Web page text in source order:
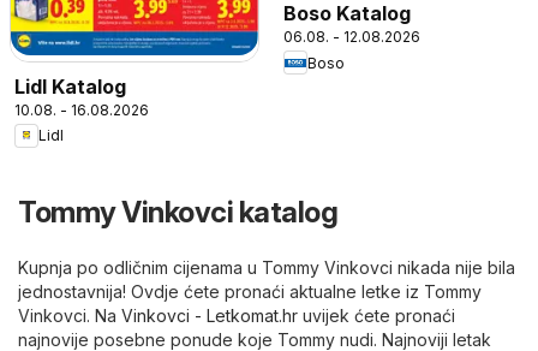
Lidl Katalog
10.08. - 16.08.2026
Lidl
Boso Katalog
06.08. - 12.08.2026
Boso
Tommy Vinkovci katalog
Kupnja po odličnim cijenama u Tommy Vinkovci nikada nije bila
jednostavnija! Ovdje ćete pronaći aktualne letke iz Tommy
Vinkovci. Na Vinkovci - Letkomat.hr uvijek ćete pronaći
najnovije posebne ponude koje Tommy nudi. Najnoviji letak